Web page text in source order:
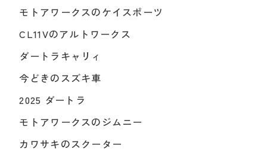
モトアワークスのケイスポーツ
CL11Vのアルトワークス
ダートラキャリィ
今どきのスズキ車
2025 ダートラ
モトアワークスのジムニー
カワサキのスクーター